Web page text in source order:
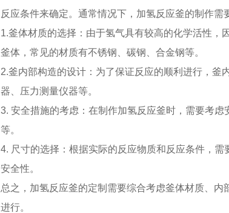
反应条件来确定。通常情况下，加氢反应釜的制作需
1.釜体材质的选择：由于氢气具有较高的化学活性
釜体，常见的材质有不锈钢、碳钢、合金钢等。
2.釜内部构造的设计：为了保证反应的顺利进行，釜
器、压力测量仪器等。
3. 安全措施的考虑：在制作加氢反应釜时，需要考
等。
4. 尺寸的选择：根据实际的反应物质和反应条件，
安全性。
总之，加氢反应釜的定制需要综合考虑釜体材质、
进行。